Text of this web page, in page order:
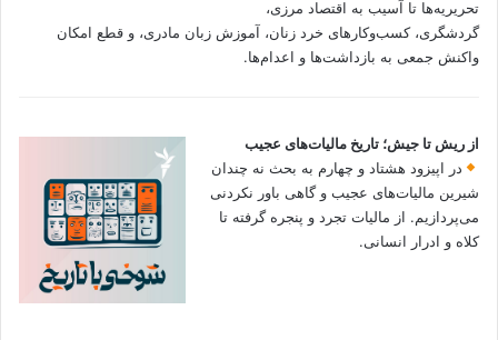
تحریریه‌ها تا آسیب به اقتصاد مرزی،
گردشگری، کسب‌وکارهای خرد زنان، آموزش زبان مادری، و قطع امکان
واکنش جمعی به بازداشت‌ها و اعدام‌ها.
از ریش تا جیش؛ تاریخ مالیات‌های عجیب
در اپیزود هشتاد و چهارم به بحث نه چندان
شیرین مالیات‌های عجیب و گاهی باور نکردنی‌
می‌پردازیم. از مالیات تجرد و پنجره گرفته تا
کلاه و ادرار انسانی.